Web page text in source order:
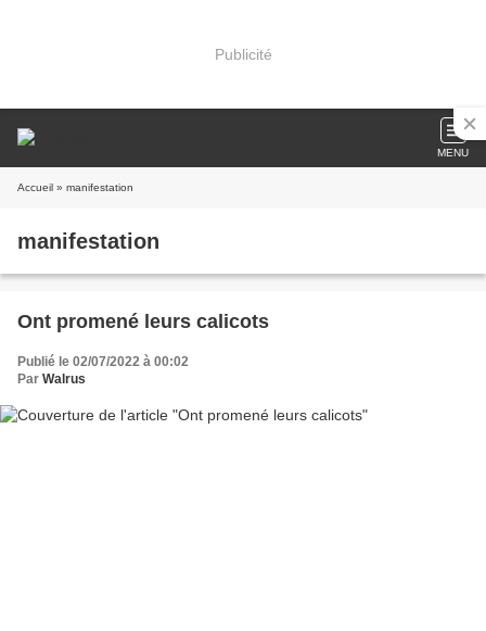
Publicité
MENU
Accueil » manifestation
manifestation
Ont promené leurs calicots
Publié le 02/07/2022 à 00:02
Par Walrus